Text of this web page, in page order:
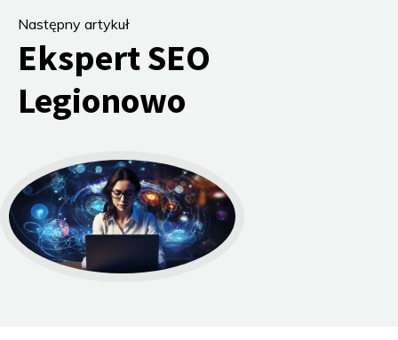
Następny artykuł
Ekspert SEO
Legionowo